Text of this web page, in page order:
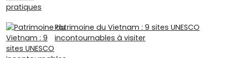
Patrimoine du Vietnam : 9 sites UNESCO
incontournables à visiter